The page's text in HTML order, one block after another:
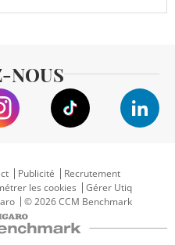
NOUS
Publicité
Recrutement
les cookies
Gérer Utiq
© 2026 CCM Benchmark